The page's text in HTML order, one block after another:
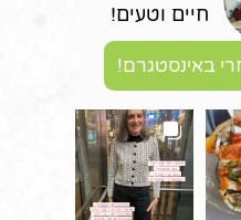
חיים וטעים!
באינסטגרם!